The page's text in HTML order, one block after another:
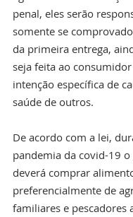
penal, eles serão
somente se
da primeira entrega,
seja feita ao
intenção específica de
saúde de outros.
De acordo com a lei,
pandemia da covid-19
deverá comprar
preferencialmente de
familiares e pescadores